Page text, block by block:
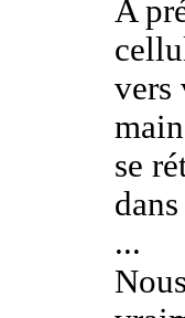
A
vers
se
...